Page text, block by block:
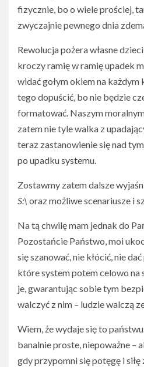
fizycznie, bo o wiele prościej,
zwyczajnie pewnego dnia
Rewolucja pożera własne
kroczy ramię w ramię upadek
widać gołym okiem na
tego dopuścić, bo nie będzie
formatować. Naszym
zatem nie tyle walka z
teraz zastanowienie się nad
po upadku systemu.
Zostawmy zatem dalsze
S:\ oraz możliwe scenariusze i
Na tą chwilę mam jednak do
Pozostańcie Państwo, moi
się szanować, nie kłócić, nie
które system potem celowo na
je, gwarantując sobie tym
walczyć z nim – ludzie walczą
Wiem, że wydaje się to
banalnie proste, niepoważne –
gdy przypomni się potęgę i